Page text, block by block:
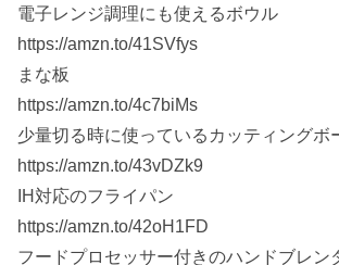
電子レンジ調理にも使えるボウル
https://amzn.to/41SVfys
まな板
https://amzn.to/4c7biMs
少量切る時に使っているカッティングボ
https://amzn.to/43vDZk9
IH対応のフライパン
https://amzn.to/42oH1FD
フードプロセッサー付きのハンドブレン